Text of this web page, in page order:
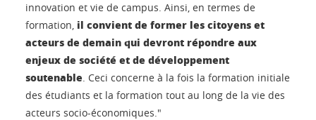
innovation et vie de campus. Ainsi, en termes de
formation, il convient de former les citoyens et
acteurs de demain qui devront répondre aux
enjeux de société et de développement
soutenable. Ceci concerne à la fois la formation initiale
des étudiants et la formation tout au long de la vie des
acteurs socio-économiques."